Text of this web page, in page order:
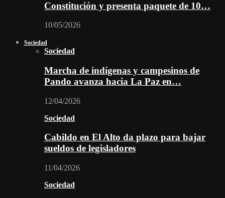
Constitución y presenta paquete de 10…
10/05/2026
Sociedad
Sociedad
Marcha de indígenas y campesinos de
Pando avanza hacia La Paz en…
12/04/2026
Sociedad
Cabildo en El Alto da plazo para bajar
sueldos de legisladores
11/04/2026
Sociedad